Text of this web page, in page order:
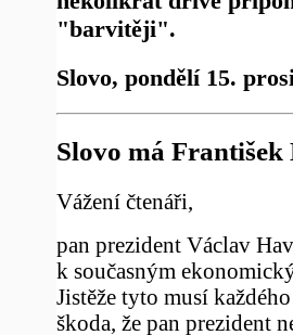
"barvitěji".
Slovo, pondělí 15.
Slovo má František
Vážení čtenáři,
pan prezident Václav
k současným
Jistěže tyto musí
škoda, že pan prezident